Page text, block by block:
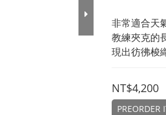
非常適合天
教練夾克的
現出彷彿梭
NT$4,200
PREORDER